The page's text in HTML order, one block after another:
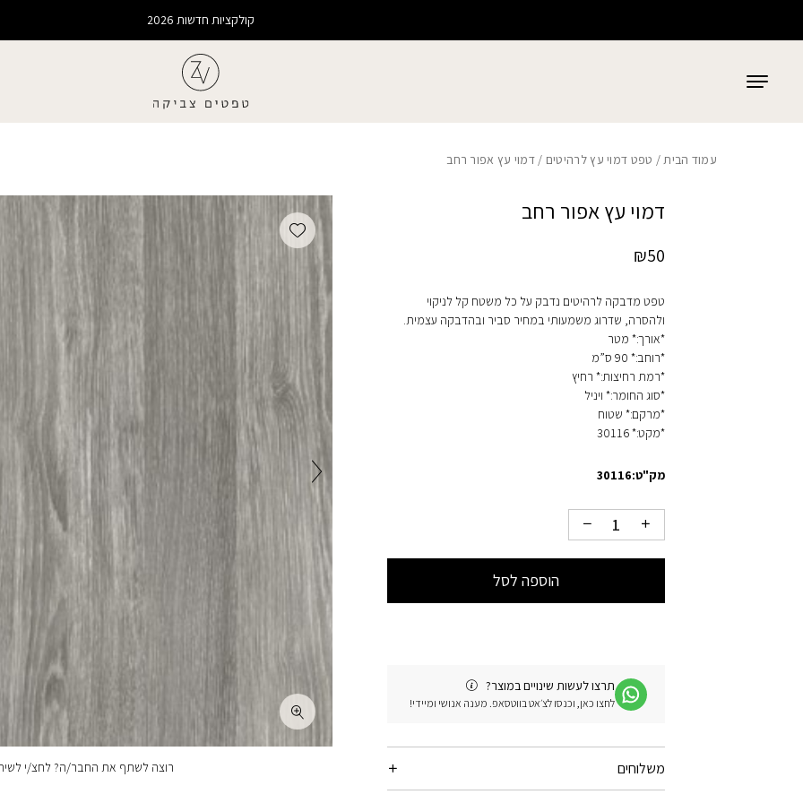
קולקציות חדשות 2026
עמוד הבית/ טפט דמוי עץ לרהיטים / דמוי עץ אפור רחב
דמוי עץ אפור רחב
₪50
טפט מדבקה לרהיטים נדבק על כל משטח קל לניקוי
ולהסרה, שדרוג משמעותי במחיר סביר ובהדבקה עצמית.
*אורך:* מטר
*רוחב:* 90 ס”מ
*רמת רחיצות:* רחיץ
*סוג החומר:* ויניל
*מרקם:* שטוח
*מקט:* 30116
מק"ט:30116
הוספה לסל
תרצו לעשות שינויים במוצר?
לחצו כאן, וכנסו לצ׳אט בווטסאפ. מענה אנושי ומיידי!
משלוחים
Add wishlist
רוצה לשתף את החבר/ה? לחצ/י